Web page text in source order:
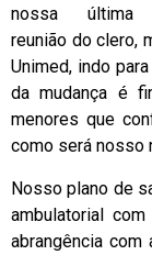
nossa última
reunião do clero,
Unimed, indo
da mudança é
menores que
como será nosso
Nosso plano de
ambulatorial
abrangência